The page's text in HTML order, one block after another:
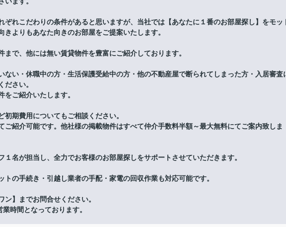
ぞれこだわりの条件があると思いますが、当社では【あなたに１番のお部屋探し】をモッ
きよりもあなた向きのお部屋をご提案いたします。
まで、他には無い賃貸物件を豊富にご紹介しております。
ない・休職中の方・生活保護受給中の方・他の不動産屋で断られてしまった方・入居審査
ださい。
をご紹介いたします。
期費用についてもご相談ください。
ご紹介可能です。他社様の掲載物件はすべて仲介手数料半額～最大無料にてご案内致しま
１名が担当し、全力でお客様のお部屋探しをサポートさせていただきます。
トの手続き・引越し業者の手配・家電の回収作業も対応可能です。
】までお問合せください。
時間となっております。